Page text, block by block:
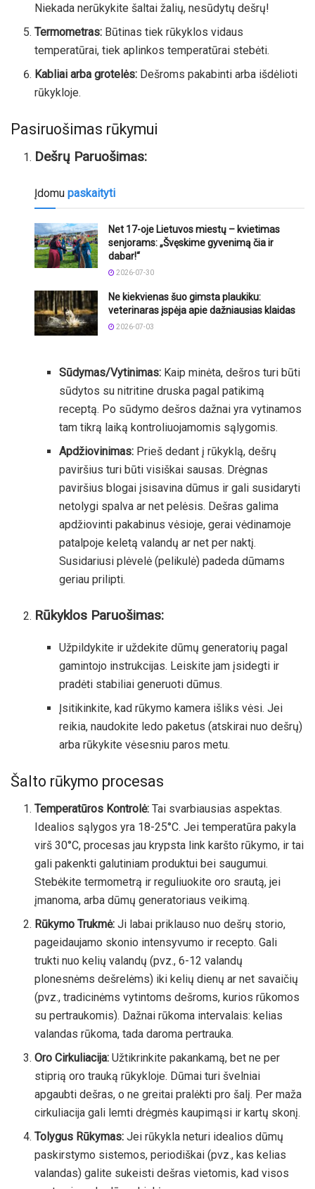
Niekada nerūkykite šaltai žalių, nesūdytų dešrų!
Termometras: Būtinas tiek rūkyklos vidaus
temperatūrai, tiek aplinkos temperatūrai stebėti.
Kabliai arba grotelės: Dešroms pakabinti arba išdėlioti
rūkykloje.
Pasiruošimas rūkymui
Dešrų Paruošimas:
Įdomu paskaityti
Net 17-oje Lietuvos miestų – kvietimas
senjorams: „Švęskime gyvenimą čia ir
dabar!“
2026-07-30
Ne kiekvienas šuo gimsta plaukiku:
veterinaras įspėja apie dažniausias klaidas
2026-07-03
Sūdymas/Vytinimas:Kaip minėta, dešros turi būti
sūdytos su nitritine druska pagal patikimą
receptą. Po sūdymo dešros dažnai yra vytinamos
tam tikrą laiką kontroliuojamomis sąlygomis.
Apdžiovinimas:Prieš dedant į rūkyklą, dešrų
paviršius turi būti visiškai sausas. Drėgnas
paviršius blogai įsisavina dūmus ir gali susidaryti
netolygi spalva ar net pelėsis. Dešras galima
apdžiovinti pakabinus vėsioje, gerai vėdinamoje
patalpoje keletą valandų ar net per naktį.
Susidariusi plėvelė (pelikulė) padeda dūmams
geriau prilipti.
Rūkyklos Paruošimas:
Užpildykite ir uždekite dūmų generatorių pagal
gamintojo instrukcijas. Leiskite jam įsidegti ir
pradėti stabiliai generuoti dūmus.
Įsitikinkite, kad rūkymo kamera išliks vėsi. Jei
reikia, naudokite ledo paketus (atskirai nuo dešrų)
arba rūkykite vėsesniu paros metu.
Šalto rūkymo procesas
Temperatūros Kontrolė: Tai svarbiausias aspektas.
Idealios sąlygos yra 18-25°C. Jei temperatūra pakyla
virš 30°C, procesas jau krypsta link karšto rūkymo, ir tai
gali pakenkti galutiniam produktui bei saugumui.
Stebėkite termometrą ir reguliuokite oro srautą, jei
įmanoma, arba dūmų generatoriaus veikimą.
Rūkymo Trukmė: Ji labai priklauso nuo dešrų storio,
pageidaujamo skonio intensyvumo ir recepto. Gali
trukti nuo kelių valandų (pvz., 6-12 valandų
plonesnėms dešrelėms) iki kelių dienų ar net savaičių
(pvz., tradicinėms vytintoms dešroms, kurios rūkomos
su pertraukomis). Dažnai rūkoma intervalais: kelias
valandas rūkoma, tada daroma pertrauka.
Oro Cirkuliacija: Užtikrinkite pakankamą, bet ne per
stiprią oro trauką rūkykloje. Dūmai turi švelniai
apgaubti dešras, o ne greitai pralėkti pro šalį. Per maža
cirkuliacija gali lemti drėgmės kaupimąsi ir kartų skonį.
Tolygus Rūkymas: Jei rūkykla neturi idealios dūmų
paskirstymo sistemos, periodiškai (pvz., kas kelias
valandas) galite sukeisti dešras vietomis, kad visos